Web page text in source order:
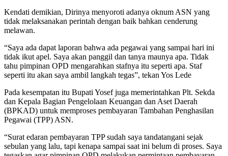
Kendati demikian, Dirinya menyoroti adanya oknum ASN yang
tidak melaksanakan perintah dengan baik bahkan cenderung
melawan.
“Saya ada dapat laporan bahwa ada pegawai yang sampai hari ini
tidak ikut apel. Saya akan panggil dan tanya maunya apa. Tidak
tahu pimpinan OPD mengarahkan stafnya itu seperti apa. Staf
seperti itu akan saya ambil langkah tegas”, tekan Yos Lede
Pada kesempatan itu Bupati Yosef juga memerintahkan Plt. Sekda
dan Kepala Bagian Pengelolaan Keuangan dan Aset Daerah
(BPKAD) untuk memproses pembayaran Tambahan Penghasilan
Pegawai (TPP) ASN.
“Surat edaran pembayaran TPP sudah saya tandatangani sejak
sebulan yang lalu, tapi kenapa sampai saat ini belum di proses. Saya